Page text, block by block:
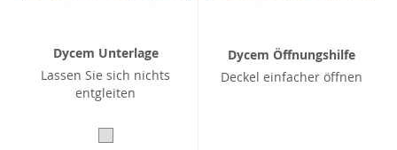
Dycem Unterlage
Lassen Sie sich nichts
entgleiten
Dycem Öffnungshilfe
Deckel einfacher öffnen